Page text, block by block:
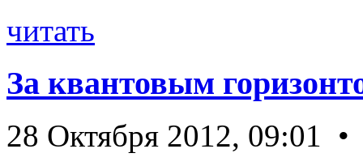
читать
За квантовым
28 Октября 2012, 09:01